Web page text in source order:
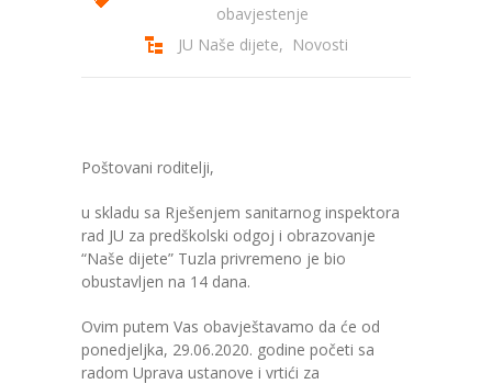
---- Zeko
-- Galerija
-- Dokumenti
-- COVID-19 Procedure
obavjestenje
JU Naše dijete, Novosti
Poštovani roditelji,
u skladu sa Rješenjem sanitarnog inspektora
rad JU za predškolski odgoj i obrazovanje
“Naše dijete” Tuzla privremeno je bio
obustavljen na 14 dana.
Ovim putem Vas obavještavamo da će od
ponedjeljka, 29.06.2020. godine početi sa
radom Uprava ustanove i vrtići za